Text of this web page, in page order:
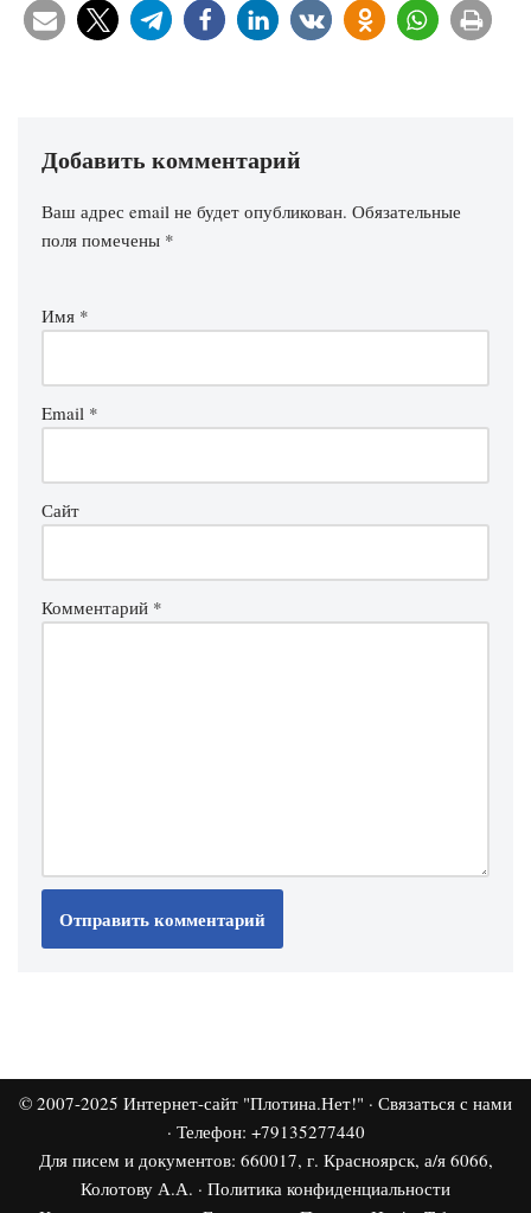
Добавить комментарий
Ваш адрес email не будет опубликован. Обязательные
поля помечены *
Имя *
Email *
Сайт
Комментарий *
© 2007-2025 Интернет-сайт "Плотина.Нет!" · Связаться с нами
· Телефон: +79135277440
Для писем и документов: 660017, г. Красноярск, а/я 6066,
Колотову А.А. · Политика конфиденциальности